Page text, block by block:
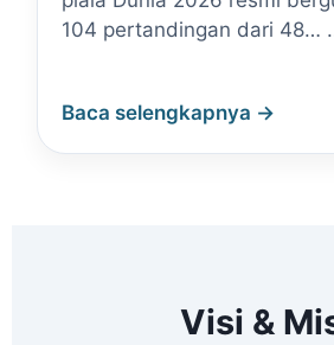
104 pertandingan dari 48…
Baca selengkapnya →
Visi &